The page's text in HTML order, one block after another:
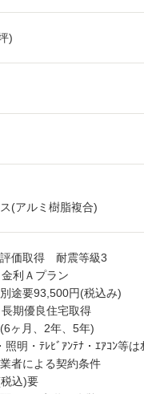
)
(アルミ樹脂複合)
価取得 耐震等級3
利Ａプラン
途要93,500円(税込み)
期優良住宅取得
ヶ月、2年、5年)
照明・ﾃﾚﾋﾞｱﾝﾃﾅ・ｴｱｺﾝ等は
者による契約条件
込)要